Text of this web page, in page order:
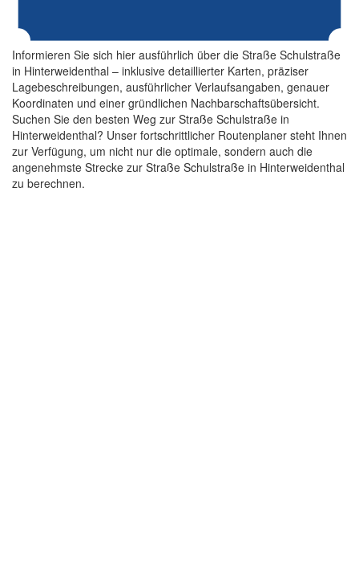
Informieren Sie sich hier ausführlich über die Straße Schulstraße
in Hinterweidenthal – inklusive detaillierter Karten, präziser
Lagebeschreibungen, ausführlicher Verlaufsangaben, genauer
Koordinaten und einer gründlichen Nachbarschaftsübersicht.
Suchen Sie den besten Weg zur Straße Schulstraße in
Hinterweidenthal? Unser fortschrittlicher Routenplaner steht Ihnen
zur Verfügung, um nicht nur die optimale, sondern auch die
angenehmste Strecke zur Straße Schulstraße in Hinterweidenthal
zu berechnen.